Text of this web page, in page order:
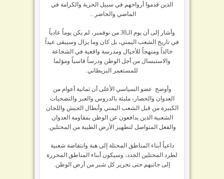
الذين قدموا أرواحهم في سبيل الحرية والكرامة في
الماضي والحاضر ..
وأشار إلى أن يوم الـ30 من نوفمبر، لم يكن يوماً عادياً
في تاريخ الشعب اليمني، بل كان وما يزال وسيبقى عيداً
خالداً ومنهجاً للأجيال ومدرسة واقعية في الشجاعة
والاستبسال من أجل الوطن ودرساً قاسياً ومؤلما
للمستعمر البريطاني.
وأوضح عضو السياسي الأعلى أن ثمانية أعوام من
العدوان والحصار، مليئة بالدروس والعبر والتضحيات
الكبيرة من قبل الشعب اليمني وأبطال الجيش واللجان
الشعبية الذين يدافعون عن الوطن بمقاومة العدوان
والفعل المتواصل لتطهير الأرض الطيبة من المحتلين.
داعياً أبناء المناطق المحتلة إلى هبة وانتفاضة شعبية
لطرد المحتلين الجدد، وسيكون أبناء المناطق المحررة
إلى جانبهم حتى تحرير كل شبر من أرض الوطن.